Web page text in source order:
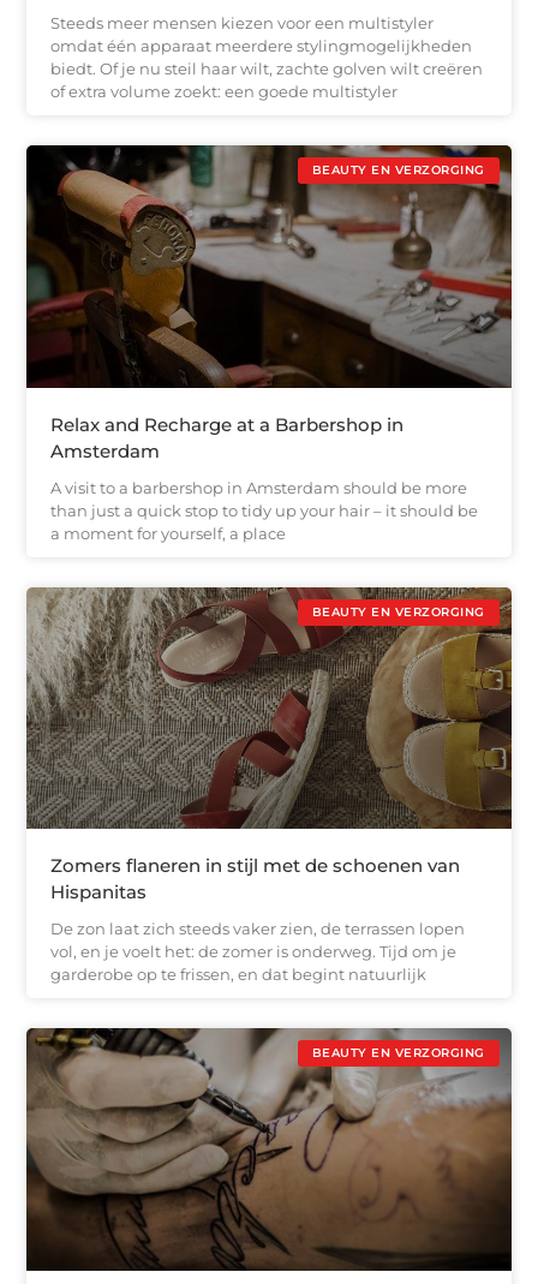
Steeds meer mensen kiezen voor een multistyler
omdat één apparaat meerdere stylingmogelijkheden
biedt. Of je nu steil haar wilt, zachte golven wilt creëren
of extra volume zoekt: een goede multistyler
BEAUTY EN VERZORGING
Relax and Recharge at a Barbershop in
Amsterdam
A visit to a barbershop in Amsterdam should be more
than just a quick stop to tidy up your hair – it should be
a moment for yourself, a place
BEAUTY EN VERZORGING
Zomers flaneren in stijl met de schoenen van
Hispanitas
De zon laat zich steeds vaker zien, de terrassen lopen
vol, en je voelt het: de zomer is onderweg. Tijd om je
garderobe op te frissen, en dat begint natuurlijk
BEAUTY EN VERZORGING